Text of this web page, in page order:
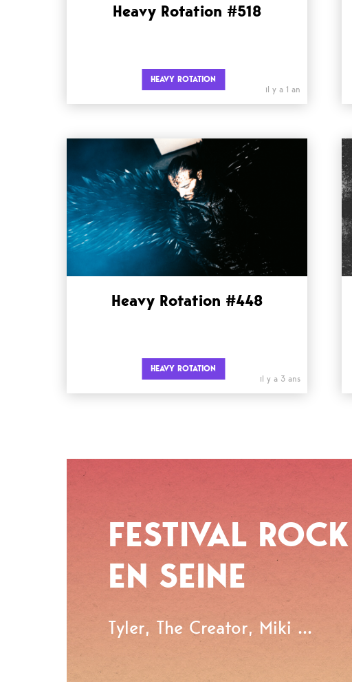
Heavy Rotation #518
HEAVY ROTATION
il y a 1 an
Heavy Rotation #448
HEAVY ROTATION
il y a 3 ans
FESTIVAL ROCK
EN SEINE
Tyler, The Creator, Miki ...